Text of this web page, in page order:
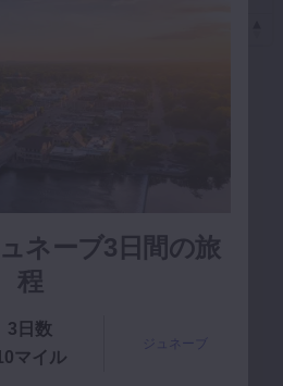
ネーブ3日間の旅
程
3日数
マイル
ジュネーブ
2